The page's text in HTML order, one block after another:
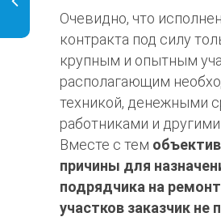
Очевидно, что
контракта под силу
крупным и опытным
располагающим
техникой, денежными
работниками и
Вместе с тем
причины для
подрядчика на
участков заказчик не